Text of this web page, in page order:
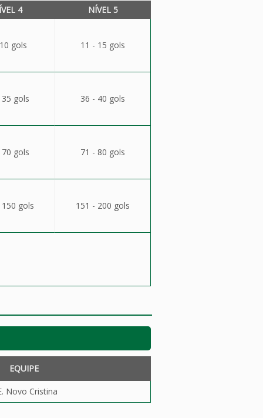
4 NÍVEL 5
gols 11 - 15 gols
gols 36 - 40 gols
gols 71 - 80 gols
gols 151 - 200 gols
EQUIPE
Novo Cristina